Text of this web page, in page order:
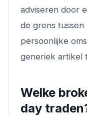
adviseren door
de grens
persoonlijke
generiek artikel
Welke
day